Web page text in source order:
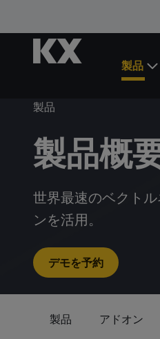
製品
製品
製品概
世界最速のベクト
ンを活用。
デモを予約
製品 アドオン